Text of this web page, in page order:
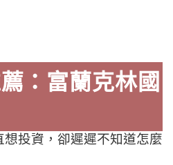
：富蘭克林國
投資，卻遲遲不知道怎麼